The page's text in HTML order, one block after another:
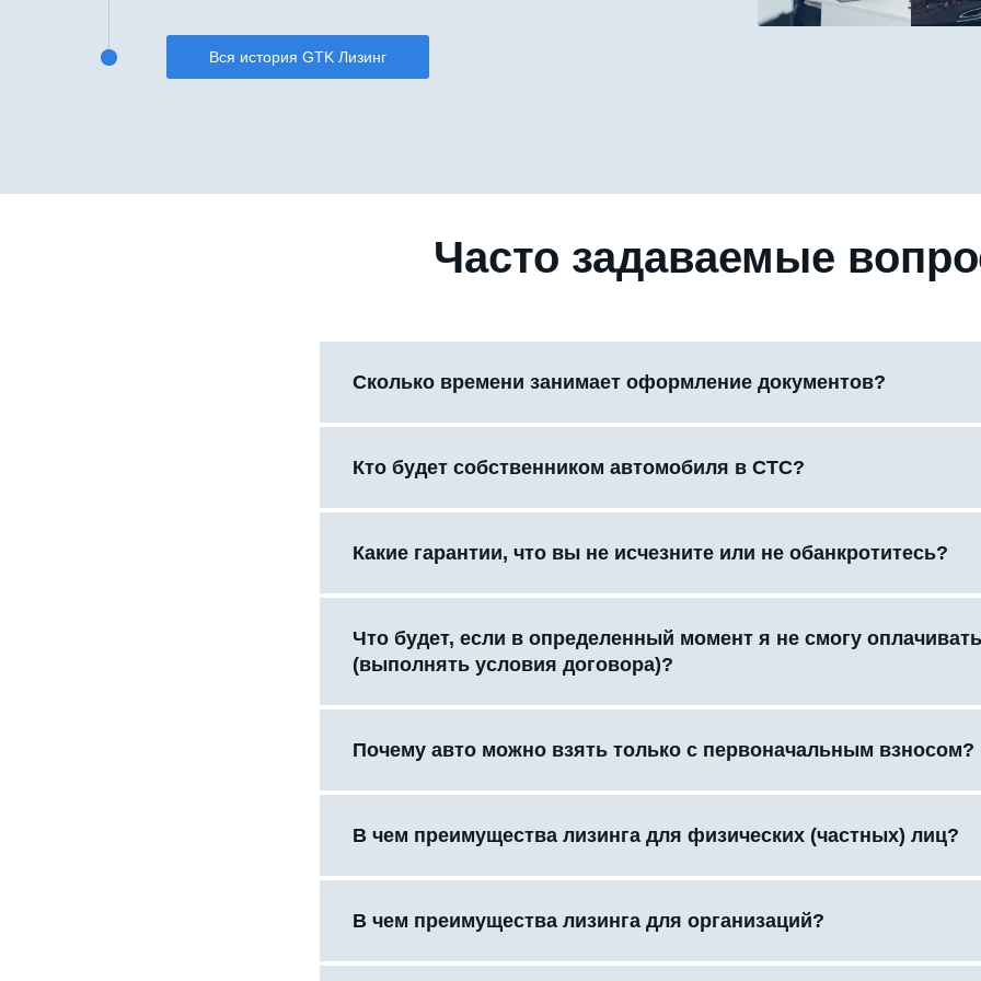
Вся история GTK Лизинг
Часто задаваемые
Сколько времени занимает оформление документов?
Кто будет собственником автомобиля в СТС?
Какие гарантии, что вы не исчезните или не обанкротитесь?
Что будет, если в определенный момент я не смогу
(выполнять условия договора)?
Почему авто можно взять только с первоначальным взносом?
В чем преимущества лизинга для физических (частных) лиц?
В чем преимущества лизинга для организаций?